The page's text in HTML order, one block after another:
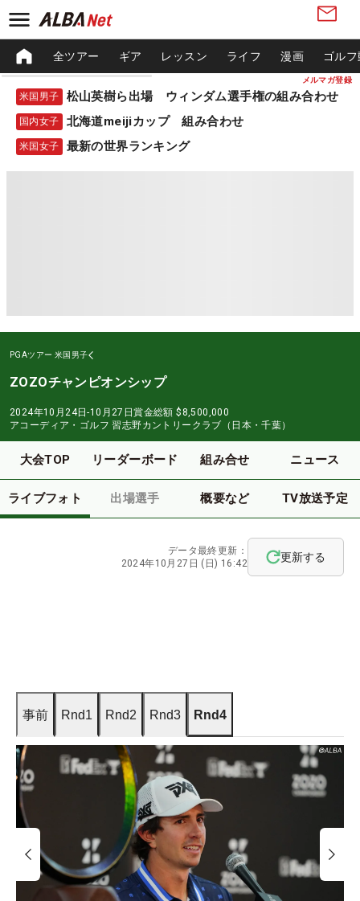
メルマガ登録
全ツアー ギア レッスン ライフ 漫画 ゴル
米国男子 松山英樹ら出場 ウィンダム選手権の組み合わせ
国内女子 北海道meijiカップ 組み合わせ
米国女子 最新の世界ランキング
PGAツアー 米国男子
ZOZOチャンピオンシップ
2024年10月24日-10月27日賞金総額 $8,500,000
アコーディア・ゴルフ 習志野カントリークラブ（日本・千葉）
大会TOP リーダーボード 組み合せ ニュース
ライブフォト 出場選手 概要など TV放送予定
データ最終更新：
2024年10月27日 (日) 16:42
更新する
事前 Rnd1 Rnd2 Rnd3 Rnd4